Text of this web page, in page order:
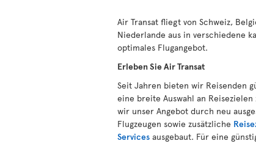
Air Transat fliegt von Schweiz,
Niederlande aus in verschiedene
optimales Flugangebot.
Erleben Sie Air Transat
Seit Jahren bieten wir Reisenden
eine breite Auswahl an
wir unser Angebot durch neu
Flugzeugen sowie zusätzliche
Services ausgebaut. Für eine